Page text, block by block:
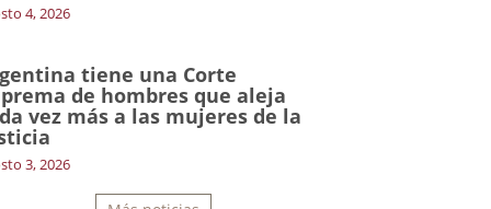
4, 2026
tiene una Corte
de hombres que aleja
vez más a las mujeres de la
3, 2026